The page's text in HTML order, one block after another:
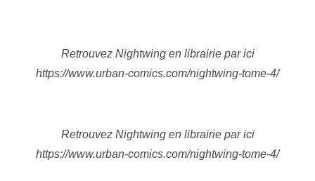
Retrouvez Nightwing en librairie par ici
https://www.urban-comics.com/nightwing-tome-4/
Retrouvez Nightwing en librairie par ici
https://www.urban-comics.com/nightwing-tome-4/